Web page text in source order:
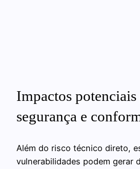
Impactos potenciais
segurança e
Além do risco técnico direto,
vulnerabilidades podem gerar